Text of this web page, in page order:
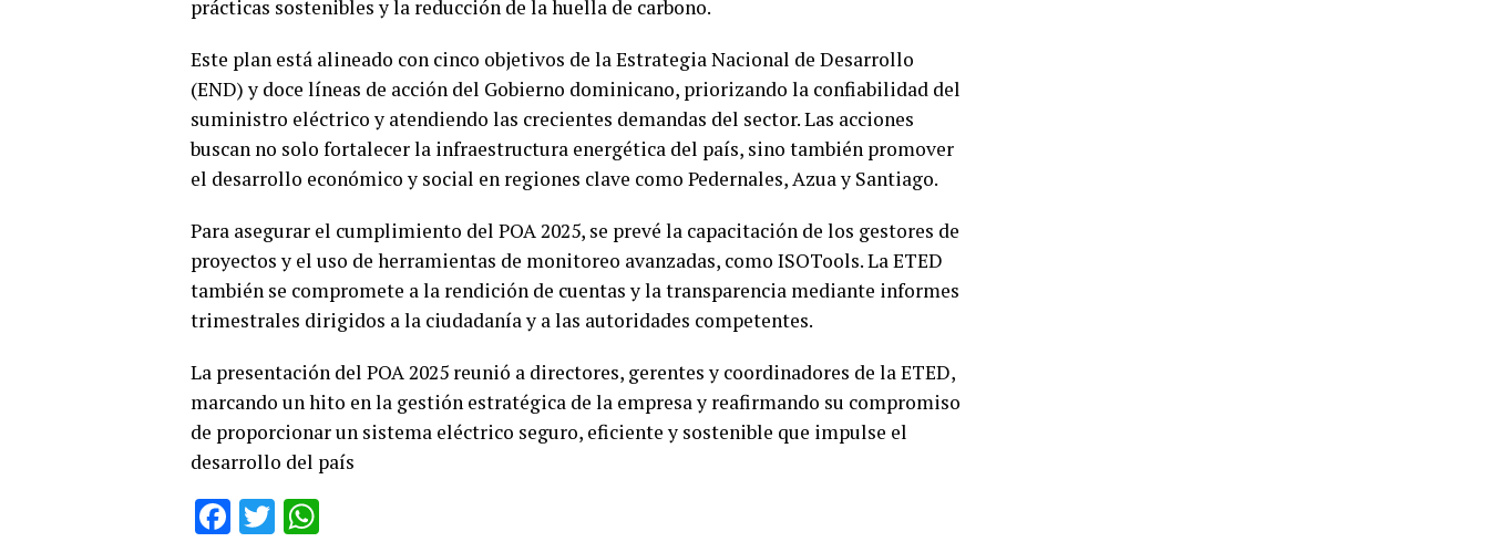
prácticas sostenibles y la reducción de la huella de carbono.
Este plan está alineado con cinco objetivos de la Estrategia Nacional de Desarrollo
(END) y doce líneas de acción del Gobierno dominicano, priorizando la confiabilidad del
suministro eléctrico y atendiendo las crecientes demandas del sector. Las acciones
buscan no solo fortalecer la infraestructura energética del país, sino también promover
el desarrollo económico y social en regiones clave como Pedernales, Azua y Santiago.
Para asegurar el cumplimiento del POA 2025, se prevé la capacitación de los gestores de
proyectos y el uso de herramientas de monitoreo avanzadas, como ISOTools. La ETED
también se compromete a la rendición de cuentas y la transparencia mediante informes
trimestrales dirigidos a la ciudadanía y a las autoridades competentes.
La presentación del POA 2025 reunió a directores, gerentes y coordinadores de la ETED,
marcando un hito en la gestión estratégica de la empresa y reafirmando su compromiso
de proporcionar un sistema eléctrico seguro, eficiente y sostenible que impulse el
desarrollo del país
Facebook
Twitter